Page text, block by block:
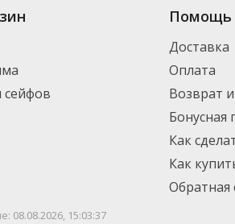
до 19 893
выбрать нужный товар и добавить его в
транспортной компанией DPD. Для
сейфов
Помощь
Доставка
Оплата
Возврат
Бонусная
Как
Как
Обратная
08.08.2026, 15:03:37